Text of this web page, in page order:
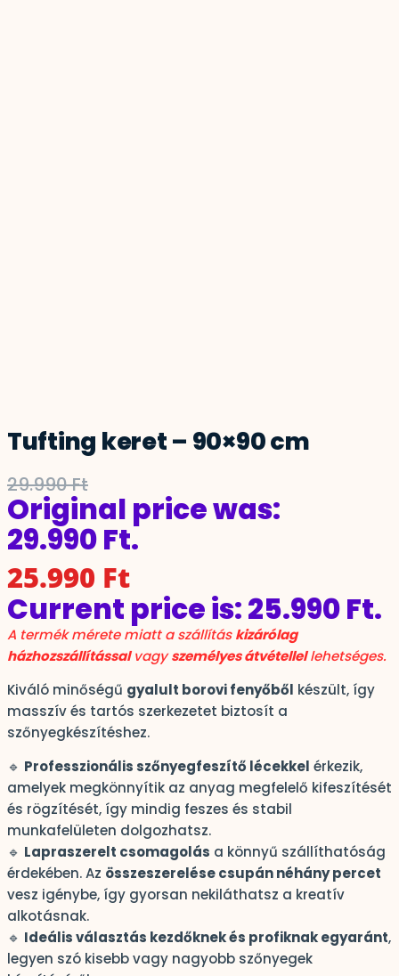
Tufting keret – 90×90 cm
29.990Ft
Original price was:
29.990 Ft.
25.990 Ft
Current price is: 25.990 Ft.
A termék mérete miatt a szállításkizárólag
házhozszállítássalvagyszemélyes átvétellellehetséges.
Kiváló minőségű gyalult borovi fenyőből készült, így
masszív és tartós szerkezetet biztosít a
szőnyegkészítéshez.
🔹 Professzionális szőnyegfeszítő lécekkel érkezik,
amelyek megkönnyítik az anyag megfelelő kifeszítését
és rögzítését, így mindig feszes és stabil
munkafelületen dolgozhatsz.
🔹 Lapraszerelt csomagolás a könnyű szállíthatóság
érdekében. Az összeszerelése csupán néhány percet
vesz igénybe, így gyorsan nekiláthatsz a kreatív
alkotásnak.
🔹 Ideális választás kezdőknek és profiknak egyaránt,
legyen szó kisebb vagy nagyobb szőnyegek